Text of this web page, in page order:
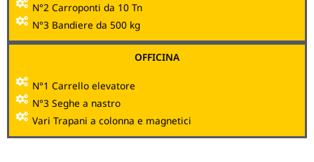
N°2 Carroponti da 10 Tn
N°3 Bandiere da 500 kg
OFFICINA
N°1 Carrello elevatore
N°3 Seghe a nastro
Vari Trapani a colonna e magnetici